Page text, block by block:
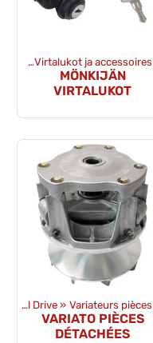
‪» Virtalukot ja accessoires
MÖNKIJÄN
VIRTALUKOT
détachées ‪» Sähkövaraosat
Transmission et Final Drive ‪» Variateurs pièces
VARIATO PIÈCES
DÉTACHÉES